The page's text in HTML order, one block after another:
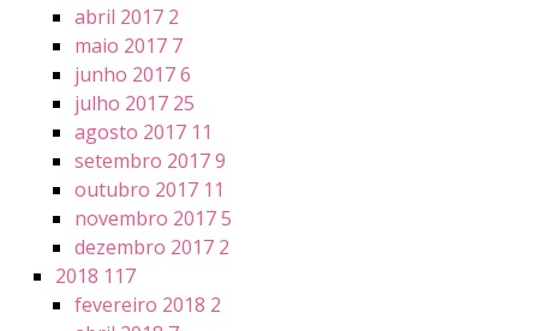
abril 2017 2
maio 2017 7
junho 20176
julho 2017 25
agosto 2017 11
setembro 20179
outubro 2017 11
novembro 20175
dezembro 2017 2
2018 117
fevereiro 2018 2